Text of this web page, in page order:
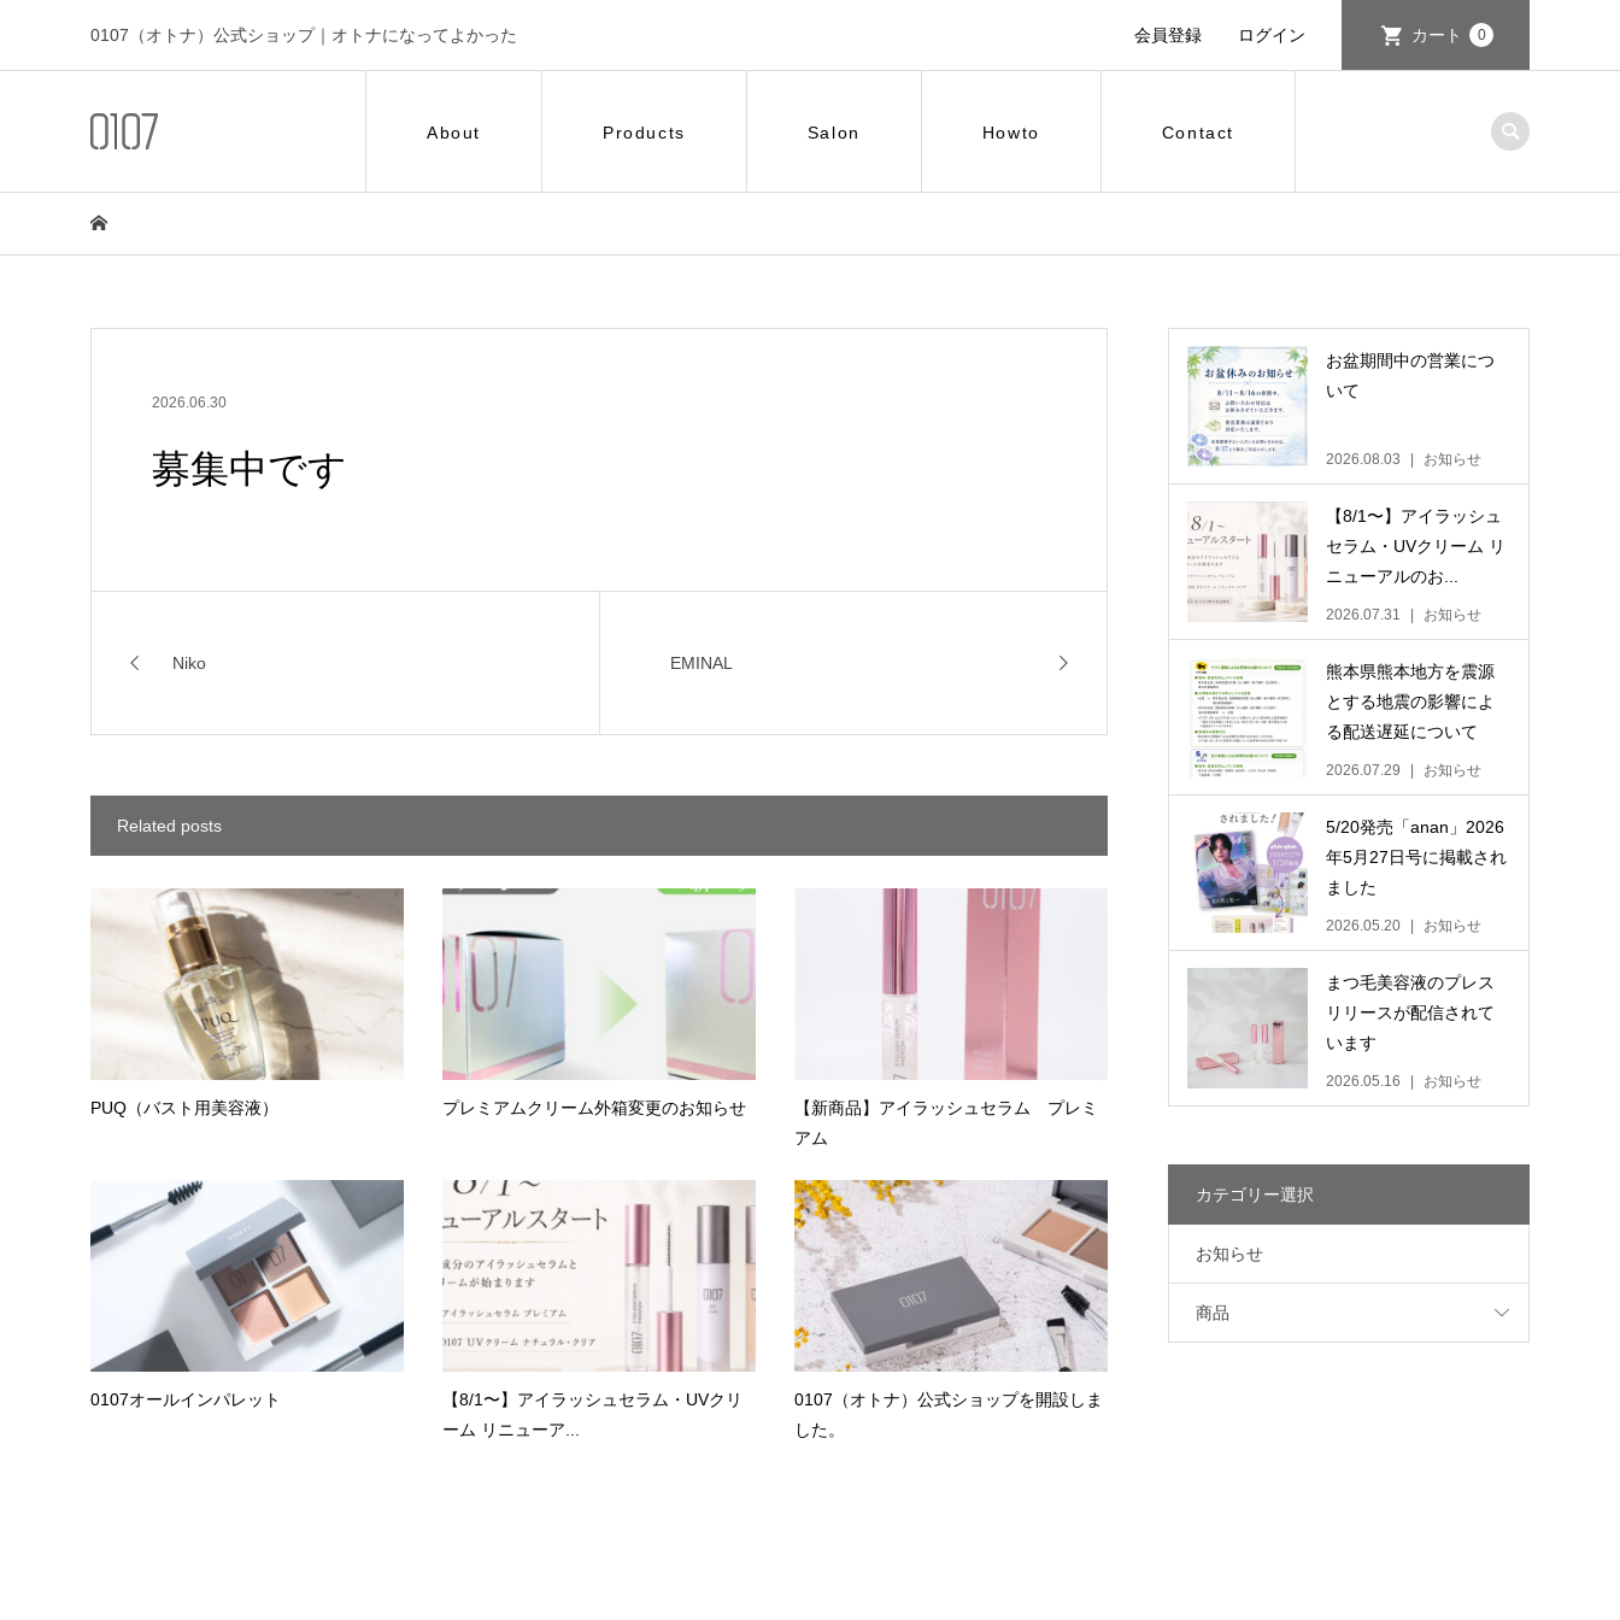
0107（オトナ）公式ショップ｜オトナになってよかった 会員登録 ログイン カート 0
About Products Salon Howto Contact
2026.06.30
募集中です
Niko EMINAL
Related posts
PUQ（バスト用美容液） プレミアムクリーム外箱変更のお知らせ
【新商品】アイラッシュセラム プレミ
アム
0107オールインパレット
【8/1〜】アイラッシュセラム・UVクリ
ーム リニューア...
0107（オトナ）公式ショップを開設しま
した。
お盆期間中の営業につ
いて
2026.08.03 お知らせ
【8/1〜】アイラッシュ
セラム・UVクリーム リ
ニューアルのお...
2026.07.31 お知らせ
熊本県熊本地方を震源
とする地震の影響によ
る配送遅延について
2026.07.29 お知らせ
5/20発売「anan」2026
年5月27日号に掲載され
ました
2026.05.20 お知らせ
まつ毛美容液のプレス
リリースが配信されて
います
2026.05.16 お知らせ
カテゴリー選択
お知らせ
商品